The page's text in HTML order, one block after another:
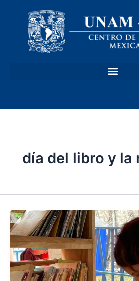
contenido
día del libro y la